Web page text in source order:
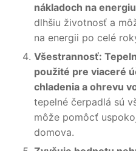
nákladoch na
dlhšiu životnosť a
na energii po celé
Všestrannosť:
použité pre viaceré
chladenia a ohrevu
tepelné čerpadlá sú
môže pomôcť
domova.